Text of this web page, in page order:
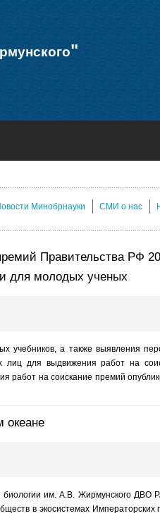
"
Минобрнауки СМИ о нас
Правительства РФ
для молодых ученых
а также выявления
лиц для выдвижения работ на
на соискание премий
океане
биологии им. А.В. Жирмунского
в экосистемах Императорских